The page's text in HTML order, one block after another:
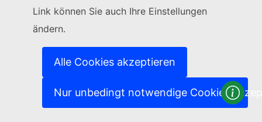
Link können Sie auch Ihre Einstellungen
ändern.
Alle Cookies akzeptieren
Nur unbedingt notwendige Cookies
GAP-Implementierung
Diese Seite bewerten